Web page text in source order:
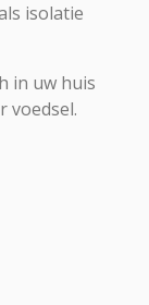
isolatie
in uw huis
voedsel.